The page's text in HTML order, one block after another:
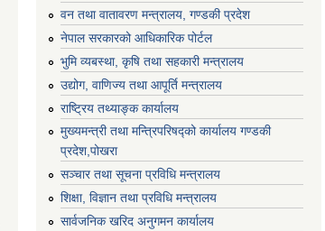
वन तथा वातावरण मन्त्रालय, गण्डकी प्रदेश
नेपाल सरकारको आधिकारिक पोर्टल
भुमि व्यबस्था, कृषि तथा सहकारी मन्त्रालय
उद्योग, वाणिज्य तथा आपूर्ति मन्त्रालय
राष्ट्रिय तथ्याङ्क कार्यालय
मुख्यमन्त्री तथा मन्त्रिपरिषद्को कार्यालय गण्डकी
प्रदेश,पोखरा
सञ्‍चार तथा सूचना प्रविधि मन्त्रालय
शिक्षा, विज्ञान तथा प्रविधि मन्त्रालय
सार्वजनिक खरिद अनुगमन कार्यालय